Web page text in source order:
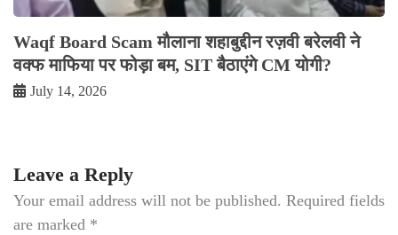
Waqf Board Scam मौलाना शहाबुद्दीन रज़वी बरेलवी ने
वक्फ माफिया पर फोड़ा बम, SIT बैठाएंगे CM योगी?
July 14, 2026
Leave a Reply
Your email address will not be published. Required fields
are marked *